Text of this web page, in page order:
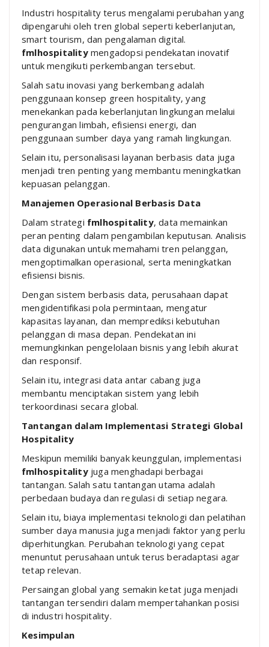
Industri hospitality terus mengalami perubahan yang
dipengaruhi oleh tren global seperti keberlanjutan,
smart tourism, dan pengalaman digital.
fmlhospitalitymengadopsi pendekatan inovatif
untuk mengikuti perkembangan tersebut.
Salah satu inovasi yang berkembang adalah
penggunaan konsep green hospitality, yang
menekankan pada keberlanjutan lingkungan melalui
pengurangan limbah, efisiensi energi, dan
penggunaan sumber daya yang ramah lingkungan.
Selain itu, personalisasi layanan berbasis data juga
menjadi tren penting yang membantu meningkatkan
kepuasan pelanggan.
Manajemen Operasional Berbasis Data
Dalam strategi fmlhospitality, data memainkan
peran penting dalam pengambilan keputusan. Analisis
data digunakan untuk memahami tren pelanggan,
mengoptimalkan operasional, serta meningkatkan
efisiensi bisnis.
Dengan sistem berbasis data, perusahaan dapat
mengidentifikasi pola permintaan, mengatur
kapasitas layanan, dan memprediksi kebutuhan
pelanggan di masa depan. Pendekatan ini
memungkinkan pengelolaan bisnis yang lebih akurat
dan responsif.
Selain itu, integrasi data antar cabang juga
membantu menciptakan sistem yang lebih
terkoordinasi secara global.
Tantangan dalam Implementasi Strategi Global
Hospitality
Meskipun memiliki banyak keunggulan, implementasi
fmlhospitalityjuga menghadapi berbagai
tantangan. Salah satu tantangan utama adalah
perbedaan budaya dan regulasi di setiap negara.
Selain itu, biaya implementasi teknologi dan pelatihan
sumber daya manusia juga menjadi faktor yang perlu
diperhitungkan. Perubahan teknologi yang cepat
menuntut perusahaan untuk terus beradaptasi agar
tetap relevan.
Persaingan global yang semakin ketat juga menjadi
tantangan tersendiri dalam mempertahankan posisi
di industri hospitality.
Kesimpulan